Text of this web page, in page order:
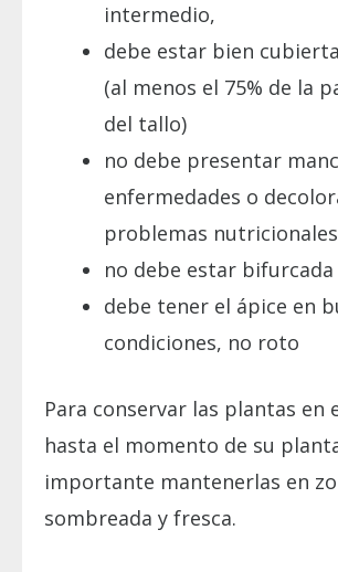
intermedio,
debe estar bien
(al menos el 75% de la
del tallo)
no debe presentar
enfermedades o
problemas nutricionales
no debe estar bifurcada
debe tener el ápice en
condiciones, no roto
Para conservar las plantas en
hasta el momento de su
importante mantenerlas en
sombreada y fresca.